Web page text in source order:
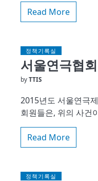
Read More
정책기록실
서울연극협
by TTIS
2015년도 서울연극
회원들은, 위의 사건
Read More
정책기록실